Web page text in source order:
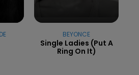
BEYONCE
Single Ladies (put A
Ring On It)